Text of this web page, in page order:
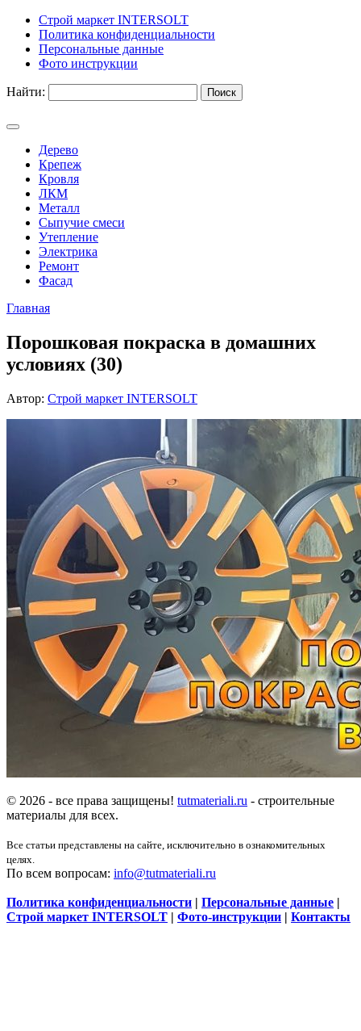
Строй маркет INTERSOLT
Политика конфиденциальности
Персональные данные
Фото инструкции
Найти:
Дерево
Крепеж
Кровля
ЛКМ
Металл
Сыпучие смеси
Утепление
Электрика
Ремонт
Фасад
Главная
Порошковая покраска в домашних
условиях (30)
Автор: Строй маркет INTERSOLT
© 2026 - все права защищены! tutmateriali.ru - строительные
материалы для всех.
Все статьи представлены на сайте, исключительно в ознакомительных
целях.
По всем вопросам: info@tutmateriali.ru
Политика конфиденциальности | Персональные данные |
Строй маркет INTERSOLT | Фото-инструкции | Контакты